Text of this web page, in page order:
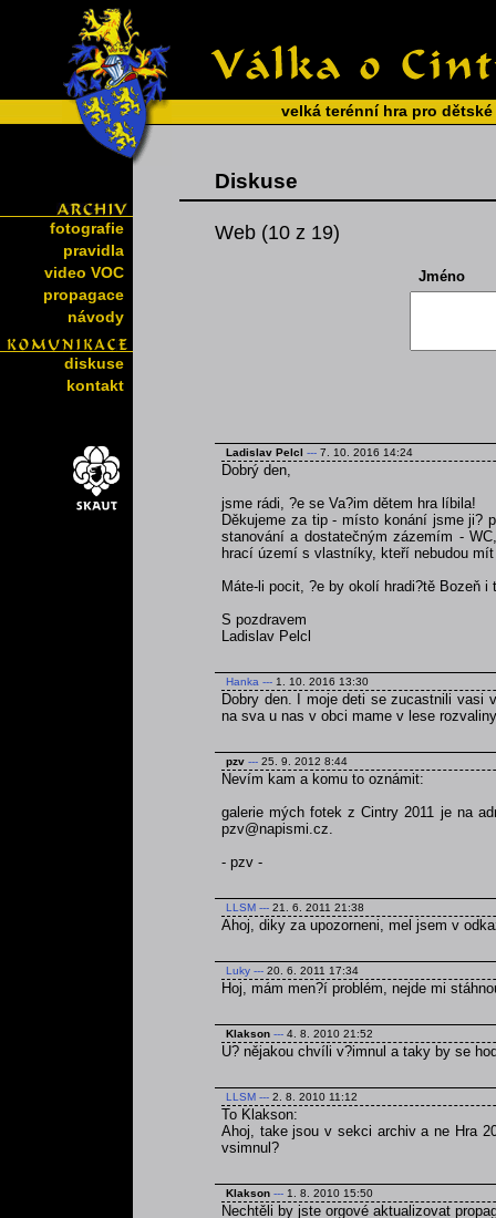
velká terénní hra pro
fotografie
pravidla
video VOC
propagace
návody
diskuse
kontakt
Diskuse
Web (10 z 19)
Jméno
Ladislav Pelcl --- 7. 10. 2016 14:24
Dobrý den,
jsme rádi, ?e se Va?im dětem hra líbila!
Děkujeme za tip - místo konání jsme ji?
stanování a dostatečným zázemím -
hrací území s vlastníky, kteří nebudou
Máte-li pocit, ?e by okolí hradi?tě Bozeň
S pozdravem
Ladislav Pelcl
Hanka --- 1. 10. 2016 13:30
Dobry den. I moje deti se zucastnili vasi
na sva u nas v obci mame v lese
pzv --- 25. 9. 2012 8:44
Nevím kam a komu to oznámit:
galerie mých fotek z Cintry 2011 je na
pzv@napismi.cz.
- pzv -
LLSM --- 21. 6. 2011 21:38
Ahoj, diky za upozorneni, mel jsem v
Luky --- 20. 6. 2011 17:34
Hoj, mám men?í problém, nejde mi
Klakson --- 4. 8. 2010 21:52
U? nějakou chvíli v?imnul a taky by se
LLSM --- 2. 8. 2010 11:12
To Klakson:
Ahoj, take jsou v sekci archiv a ne Hra
vsimnul?
Klakson --- 1. 8. 2010 15:50
Nechtěli by jste orgové aktualizovat